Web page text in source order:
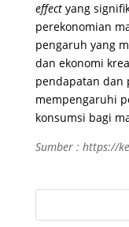
effectyang
perekonomian
pengaruh yang
dan ekonomi
pendapatan dan
mempengaruhi
konsumsi bagi
Sumber : https://